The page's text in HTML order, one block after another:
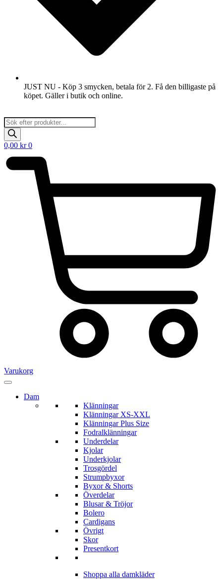
JUST NU - Köp 3 smycken, betala för 2. Få den billigaste på
köpet. Gäller i butik och online.
Products
search
0,00 kr 0
Varukorg
Dam
Klänningar
Klänningar XS-XXL
Klänningar Plus Size
Fodralklänningar
Underdelar
Kjolar
Underkjolar
Trosgördel
Strumpbyxor
Byxor & Shorts
Överdelar
Blusar & Tröjor
Bolero
Cardigans
Övrigt
Skor
Presentkort
Shoppa alla damkläder